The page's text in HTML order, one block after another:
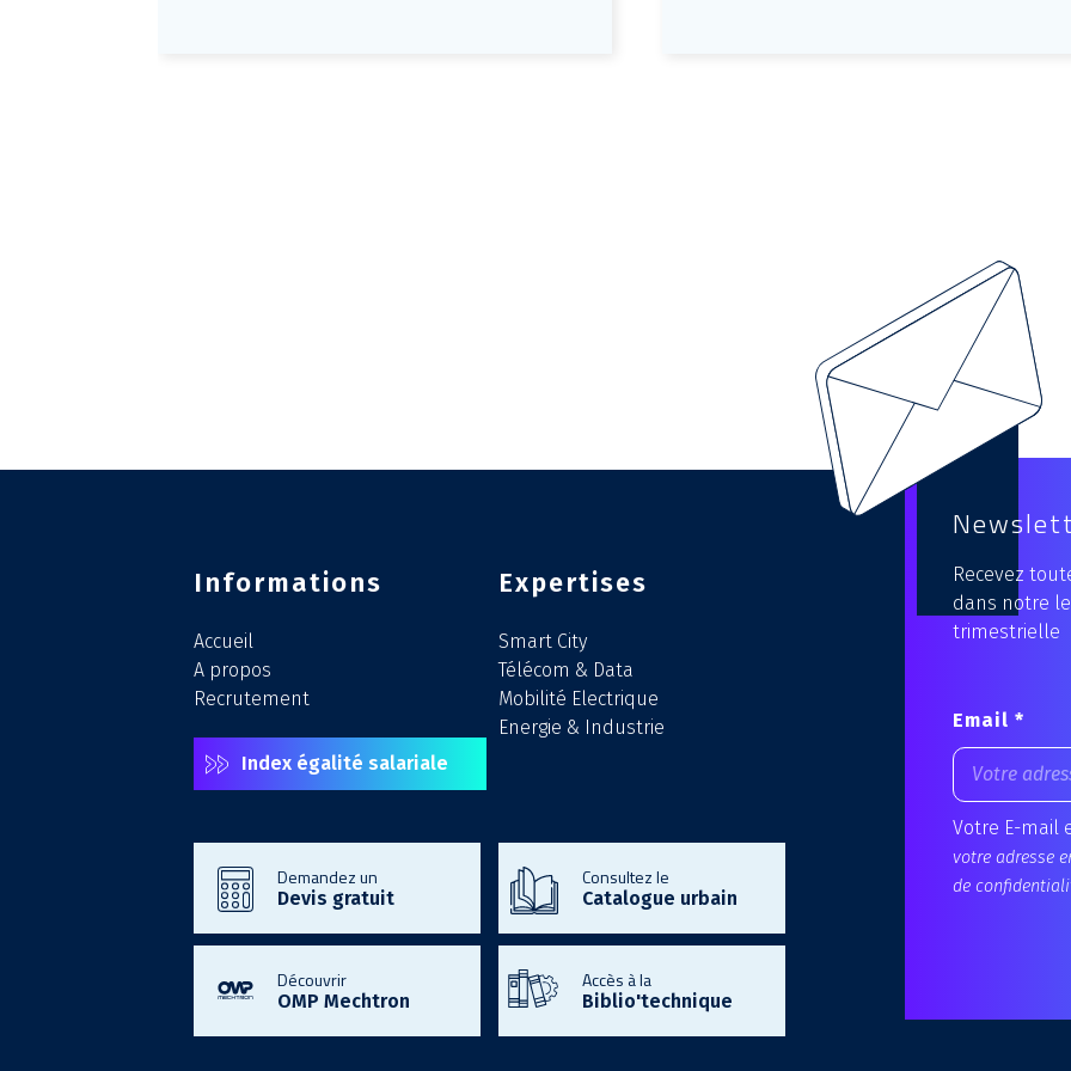
Informations
Accueil
A propos
Recrutement
Index égalité salariale
Expertises
Smart City
Télécom & Data
Mobilité Electrique
Energie & Industrie
Demandez un
Devis gratuit
Consultez le
Catalogue urbain
Découvrir
OMP Mechtron
Accès à la
Biblio'technique
Recevez
dans notre
trimestrielle
Email *
Votre E-mail
votre adresse
de